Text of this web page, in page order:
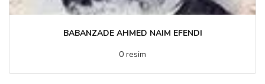
BABANZADE AHMED NAIM EFENDI
0 resim